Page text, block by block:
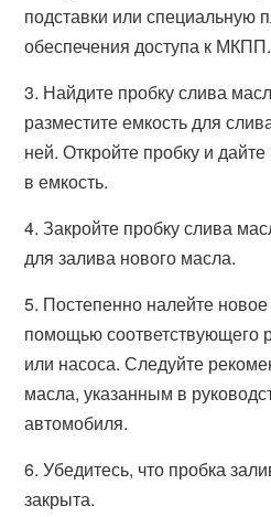
подставки или специальную
обеспечения доступа к МКПП.
3. Найдите пробку слива
разместите емкость для
ней. Откройте пробку и
в емкость.
4. Закройте пробку слива
для залива нового масла.
5. Постепенно налейте
помощью соответствующего
или насоса. Следуйте
масла, указанным в
автомобиля.
6. Убедитесь, что пробка
закрыта.